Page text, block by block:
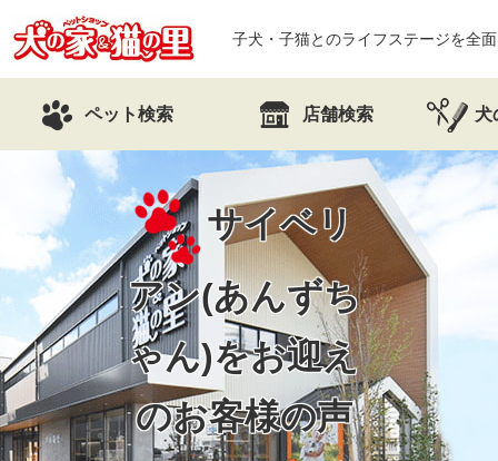
子犬・子猫とのライフステージを全
ペット検索 店舗検索 犬
サイベリ
アン(あんずち
ゃん)をお迎え
のお客様の声